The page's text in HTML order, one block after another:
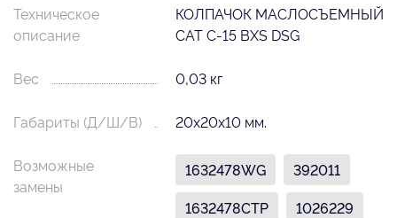
Техническое
описание
КОЛПАЧОК МАСЛОСЪЕМНЫЙ
CAT C-15 BXS DSG
Вес 0,03 кг
Габариты (Д/Ш/В) 20х20х10 мм.
Возможные
замены
1632478WG
392011
1632478CTP
1026229